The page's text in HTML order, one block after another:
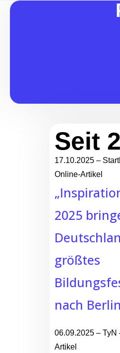
Seit
17.10.2025 –
Online-Artikel
2025
größtes
nach
06.09.2025 – TyN
Artikel